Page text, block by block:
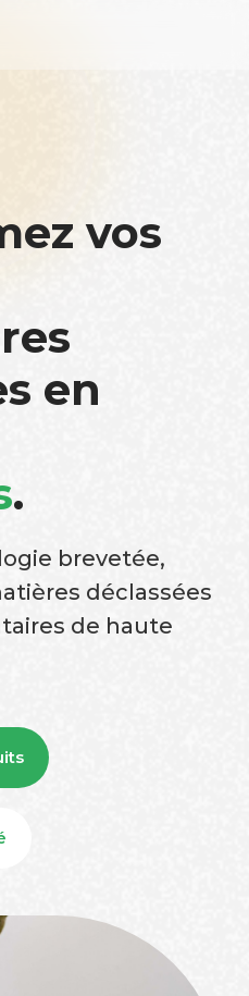
vos
en
.
brevetée,
déclassées
de haute